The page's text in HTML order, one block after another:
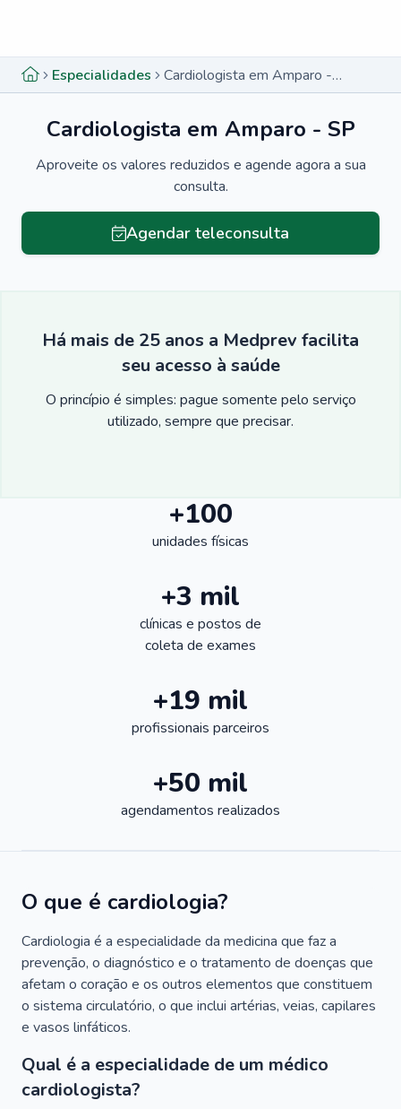
Especialidades Cardiologista em Amparo - SP
Cardiologista em Amparo - SP
Aproveite os valores reduzidos e agende agora a sua
consulta.
Agendar teleconsulta
Há mais de 25 anos a Medprev facilita
seu acesso à saúde
O princípio é simples: pague somente pelo serviço
utilizado, sempre que precisar.
+100
unidades físicas
+3 mil
clínicas e postos de
coleta de exames
+19 mil
profissionais parceiros
+50 mil
agendamentos realizados
O que é cardiologia?
Cardiologia é a especialidade da medicina que faz a
prevenção, o diagnóstico e o tratamento de doenças que
afetam o coração e os outros elementos que constituem
o sistema circulatório, o que inclui artérias, veias, capilares
e vasos linfáticos.
Qual é a especialidade de um médico
cardiologista?